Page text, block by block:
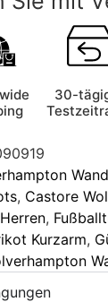
30-
, Castore
,
Kurzarm,